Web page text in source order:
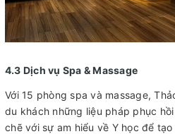
4.3 Dịch vụ Spa & Massage
Với 15 phòng spa và massage,
du khách những liệu pháp phục
chẽ với sự am hiểu về Y học để